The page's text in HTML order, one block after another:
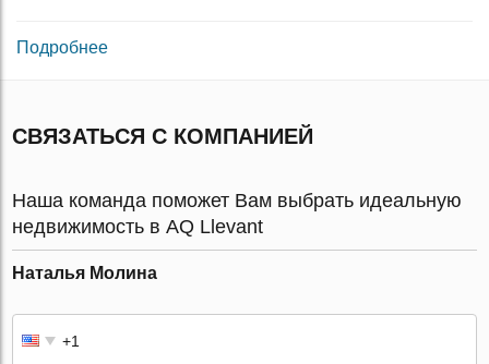
Подробнее
СВЯЗАТЬСЯ С КОМПАНИЕЙ
Наша команда поможет Вам выбрать идеальную
недвижимость в AQ Llevant
Наталья Молина